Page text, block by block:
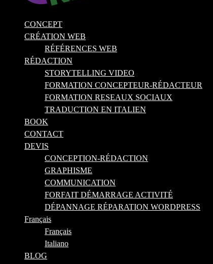
CONCEPT
CRÉATION WEB
RÉFÉRENCES WEB
RÉDACTION
STORYTELLING VIDEO
FORMATION CONCEPTEUR-RÉDACTEUR
FORMATION RESEAUX SOCIAUX
TRADUCTION EN ITALIEN
BOOK
CONTACT
DEVIS
CONCEPTION-RÉDACTION
GRAPHISME
COMMUNICATION
FORFAIT DÉMARRAGE ACTIVITÉ
DÉPANNAGE RÉPARATION WORDPRESS
Français
Français
Italiano
BLOG